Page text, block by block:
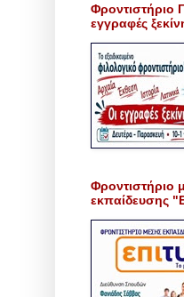
Φροντιστήριο
εγγραφές
Φροντιστήριο
εκπαίδευσης